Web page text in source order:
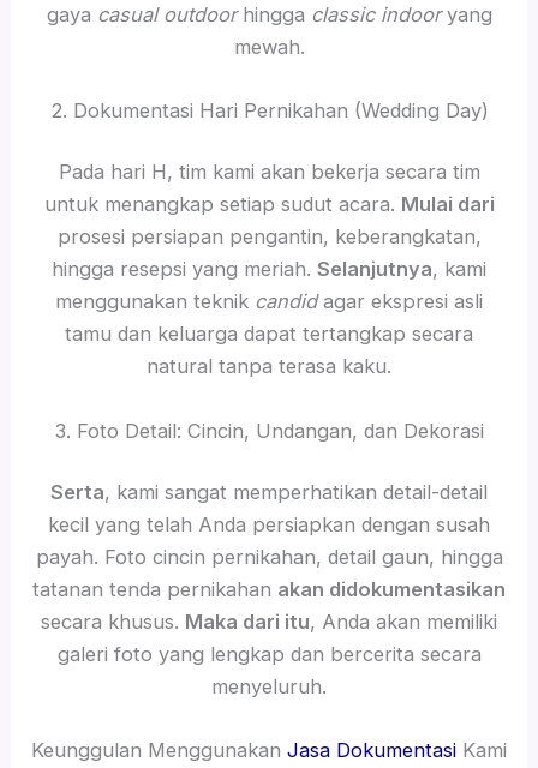
gaya casual outdoorhingga classic indooryang
mewah.
2. Dokumentasi Hari Pernikahan (Wedding Day)
Pada hari H, tim kami akan bekerja secara tim
untuk menangkap setiap sudut acara. Mulai dari
prosesi persiapan pengantin, keberangkatan,
hingga resepsi yang meriah. Selanjutnya, kami
menggunakan teknik candidagar ekspresi asli
tamu dan keluarga dapat tertangkap secara
natural tanpa terasa kaku.
3. Foto Detail: Cincin, Undangan, dan Dekorasi
Serta, kami sangat memperhatikan detail-detail
kecil yang telah Anda persiapkan dengan susah
payah. Foto cincin pernikahan, detail gaun, hingga
tatanan tenda pernikahan akan didokumentasikan
secara khusus. Maka dari itu, Anda akan memiliki
galeri foto yang lengkap dan bercerita secara
menyeluruh.
Keunggulan Menggunakan Jasa Dokumentasi Kami